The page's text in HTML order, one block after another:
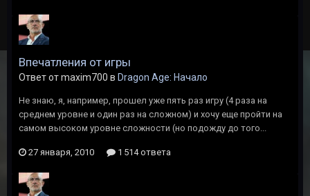
Впечатления от игры
Ответ от maxim700 в Dragon Age: Начало
Не знаю, я, например, прошел уже пять раз игру (4 раза на
среднем уровне и один раз на сложном) и хочу еще пройти на
самом высоком уровне сложности (но подожду до того...
27 января, 2010 1 514 ответа